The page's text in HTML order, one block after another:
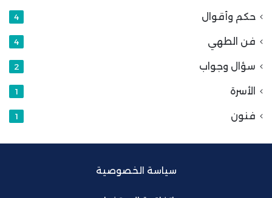
حكم وأقوال 4
فن الطهي 4
سؤال وجواب 2
الأسرة 1
فنون 1
سياسة الخصوصية